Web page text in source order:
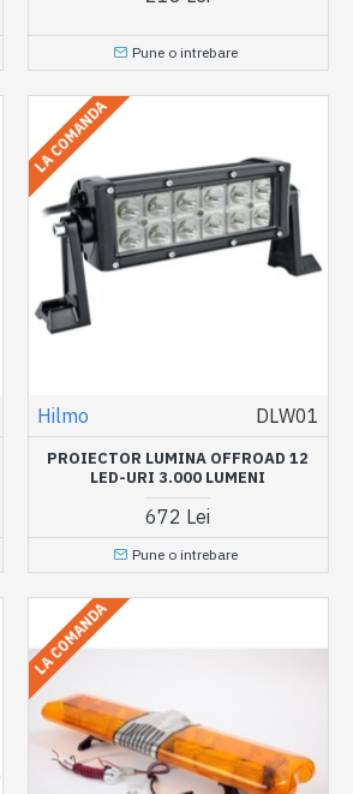
Pune o intrebare
LA COMANDA
Hilmo DLW01
PROIECTOR LUMINA OFFROAD 12
LED-URI 3.000 LUMENI
672 Lei
Pune o intrebare
LA COMANDA